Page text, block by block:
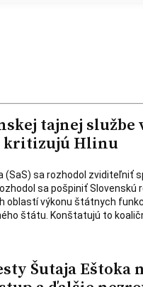
tajnej
kritizujú Hlinu
(SaS) sa rozhodol zviditeľniť
sa pošpiniť
oblastí výkonu štátnych
štátu. Konštatujú to
Šutaja Eštoka